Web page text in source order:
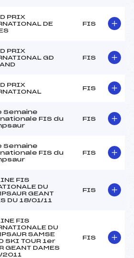
PRIX
DE
FIS
PRIX
GD
FIS
PRIX
FIS
Semaine
FIS du
FIS
Semaine
FIS du
FIS
FIS
DU
GEANT
DU 18/01/11
FIS
FIS
DU
SAMSE
SKI TOUR 1er
GEANT DAMES
2011
FIS